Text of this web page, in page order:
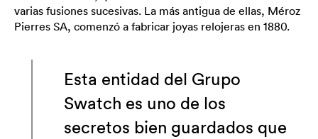
varias fusiones sucesivas. La más antigua de ellas, Méroz
Pierres SA, comenzó a fabricar joyas relojeras en 1880.
Esta entidad del Grupo
Swatch es uno de los
secretos bien guardados que